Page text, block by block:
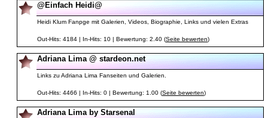
@Einfach Heidi@
Heidi Klum Fanpge mit Galerien, Videos, Biographie, Links und vielen Extras
Out-Hits: 4184 | In-Hits: 10 | Bewertung: 2.40 (Seite bewerten)
Adriana Lima @ stardeon.net
Links zu Adriana Lima Fanseiten und Galerien.
Out-Hits: 4466 | In-Hits: 0 | Bewertung: 1.00 (Seite bewerten)
Adriana Lima by Starsenal